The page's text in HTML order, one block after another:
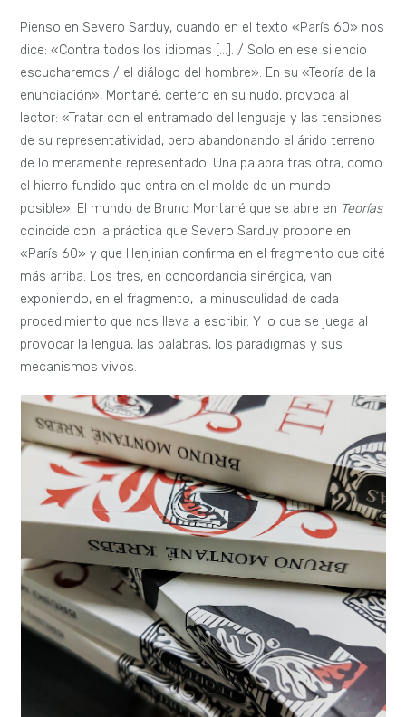
Pienso en Severo Sarduy, cuando en el texto «París 60» nos
dice: «Contra todos los idiomas […]. / Solo en ese silencio
escucharemos / el diálogo del hombre». En su «Teoría de la
enunciación», Montané, certero en su nudo, provoca al
lector: «Tratar con el entramado del lenguaje y las tensiones
de su representatividad, pero abandonando el árido terreno
de lo meramente representado. Una palabra tras otra, como
el hierro fundido que entra en el molde de un mundo
posible». El mundo de Bruno Montané que se abre en Teorías
coincide con la práctica que Severo Sarduy propone en
«París 60» y que Henjinian confirma en el fragmento que cité
más arriba. Los tres, en concordancia sinérgica, van
exponiendo, en el fragmento, la minusculidad de cada
procedimiento que nos lleva a escribir. Y lo que se juega al
provocar la lengua, las palabras, los paradigmas y sus
mecanismos vivos.